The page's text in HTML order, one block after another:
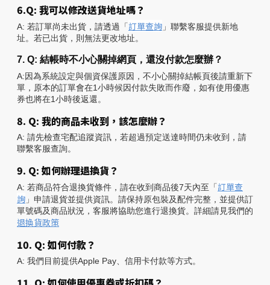
6.Q: 我可以修改送貨地址嗎？
A: 若訂單尚未出貨，請透過「訂單查詢 」聯繫客服提供新地
址。若已出貨，則無法更改地址。
7. Q: 結帳時不小心關掉網頁，還沒付款怎麼辦？
A:因為系統設定與個資保護原因，不小心關掉結帳頁後請重新下
單，原本的訂單會在1小時候因付款失敗而作廢，如有使用優惠
券也將在1小時後返還。
8. Q: 我的商品未收到，該怎麼辦？
A: 請先檢查宅配追蹤資訊，若超過預定送達時間仍未收到，請
聯繫客服查詢。
9. Q: 如何辦理退換貨？
A: 若商品符合退換貨條件，請在收到商品後7天內至「訂單查
詢 」申請退貨並提供資訊。請保持原包裝及配件完整，並提供訂
單號碼及商品狀況，客服將協助您進行退換貨。詳細請見我們的
退換貨政策
10. Q: 如何付款？
A: 我們目前提供Apple Pay、信用卡付款等方式。